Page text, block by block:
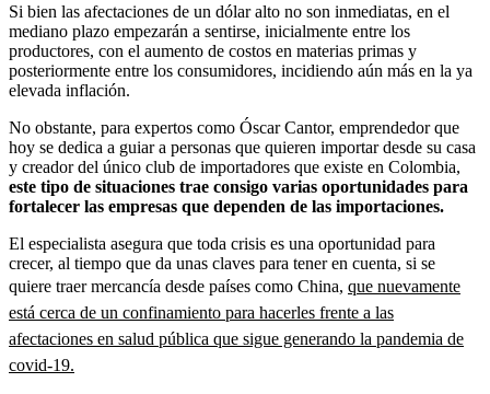
Si bien las afectaciones de un dólar alto no son inmediatas, en el
mediano plazo empezarán a sentirse, inicialmente entre los
productores, con el aumento de costos en materias primas y
posteriormente entre los consumidores, incidiendo aún más en la ya
elevada inflación.
No obstante, para expertos como Óscar Cantor, emprendedor que
hoy se dedica a guiar a personas que quieren importar desde su casa
y creador del único club de importadores que existe en Colombia,
este tipo de situaciones trae consigo varias oportunidades para
fortalecer las empresas que dependen de las importaciones.
El especialista asegura que toda crisis es una oportunidad para
crecer, al tiempo que da unas claves para tener en cuenta, si se
quiere traer mercancía desde países como China, que nuevamente
está cerca de un confinamiento para hacerles frente a las
afectaciones en salud pública que sigue generando la pandemia de
covid-19.